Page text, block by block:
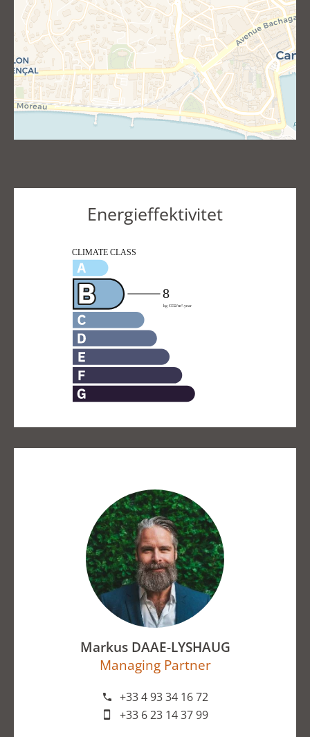
Markus DAAE-LYSHAUG
Managing Partner
+33 4 93 34 16 72
+33 6 23 14 37 99
Energieffektivitet